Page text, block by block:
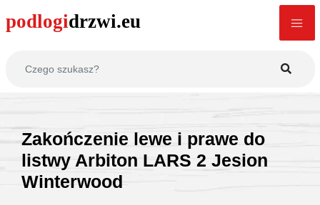
Zakończenie lewe i prawe do
listwy Arbiton LARS 2 Jesion
Winterwood